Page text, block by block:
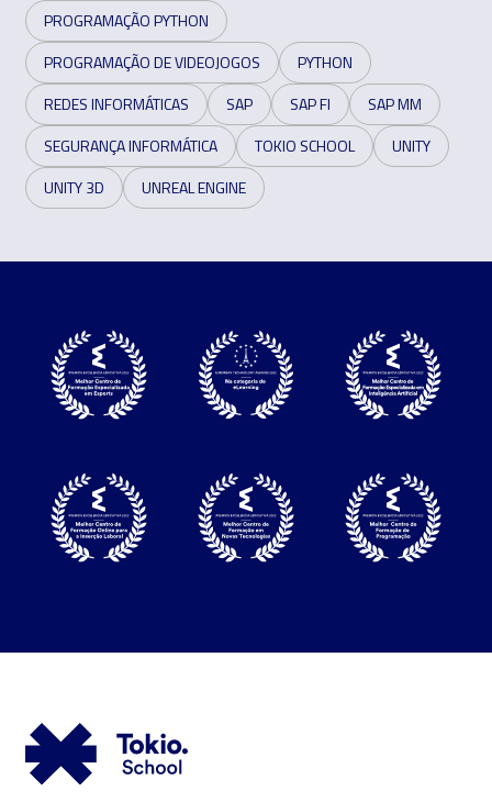
PROGRAMAÇÃO PYTHON
PROGRAMAÇÃO DE VIDEOJOGOS
PYTHON
REDES INFORMÁTICAS
SAP SAP FI
SAP MM
SEGURANÇA INFORMÁTICA
TOKIO SCHOOL
UNITY
UNITY 3D
UNREAL ENGINE